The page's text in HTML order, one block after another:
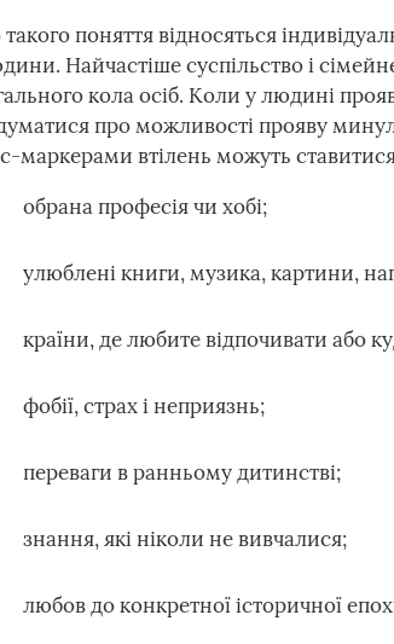
поняття відносяться
Найчастіше суспільство і
кола осіб. Коли у людині
про можливості прояву
маркерами втілень можуть
обрана професія чи хобі;
улюблені книги, музика, картини,
країни, де любите відпочивати або
фобії, страх і неприязнь;
переваги в ранньому дитинстві;
знання, які ніколи не вивчалися;
любов до конкретної історичної